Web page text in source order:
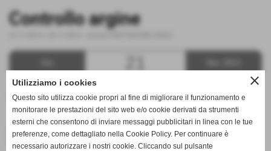
Controllo argine
orario:21
dove:
San Miniato - castelfiorentino
close
Utilizziamo i cookies
Questo sito utilizza cookie propri al fine di migliorare il funzionamento e
monitorare le prestazioni del sito web e/o cookie derivati da strumenti
esterni che consentono di inviare messaggi pubblicitari in linea con le tue
preferenze, come dettagliato nella Cookie Policy. Per continuare è
necessario autorizzare i nostri cookie. Cliccando sul pulsante